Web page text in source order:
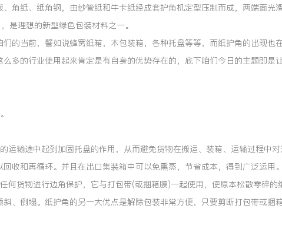
角纸、纸角钢，由纱管纸和牛卡纸经成套护角机定型压制而成，两端面光
是理想的新型绿色包装材料之一。
的当前，譬如说蜂窝纸箱，木包装箱，各种托盘等等，而纸护角的出现也
多的行业使用起来肯定是有自身的优势存在的，底下咱们今日的主题即是
运输途中起到加固托盘的作用，从而避免货物在搬运、装箱、运输过程中对
收和再循环。并且在出口集装箱中可以免熏蒸，节省成本，得到广泛运用。
何货物进行边角保护，它与打包带(或捆箱膜)一起使用，使原本松散零碎的
、倒塌。纸护角的另一大优点是解除包装非常方便，只要剪断打包带或捆